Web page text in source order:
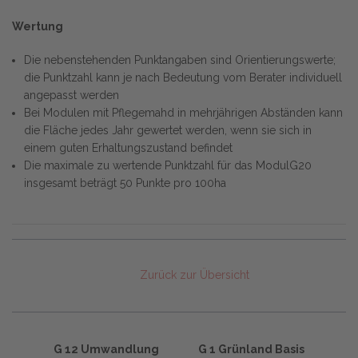
Zurück zur Übersicht
Wertung
Die nebenstehenden Punktangaben sind Orientierungswerte;
die Punktzahl kann je nach Bedeutung vom Berater individuell
angepasst werden
Bei Modulen mit Pflegemahd in mehrjährigen Abständen kann
die Fläche jedes Jahr gewertet werden, wenn sie sich in
einem guten Erhaltungszustand befindet
Die maximale zu wertende Punktzahl für das ModulG20
insgesamt beträgt 50 Punkte pro 100ha
G 12 Umwandlung G 1 Grünland Basis